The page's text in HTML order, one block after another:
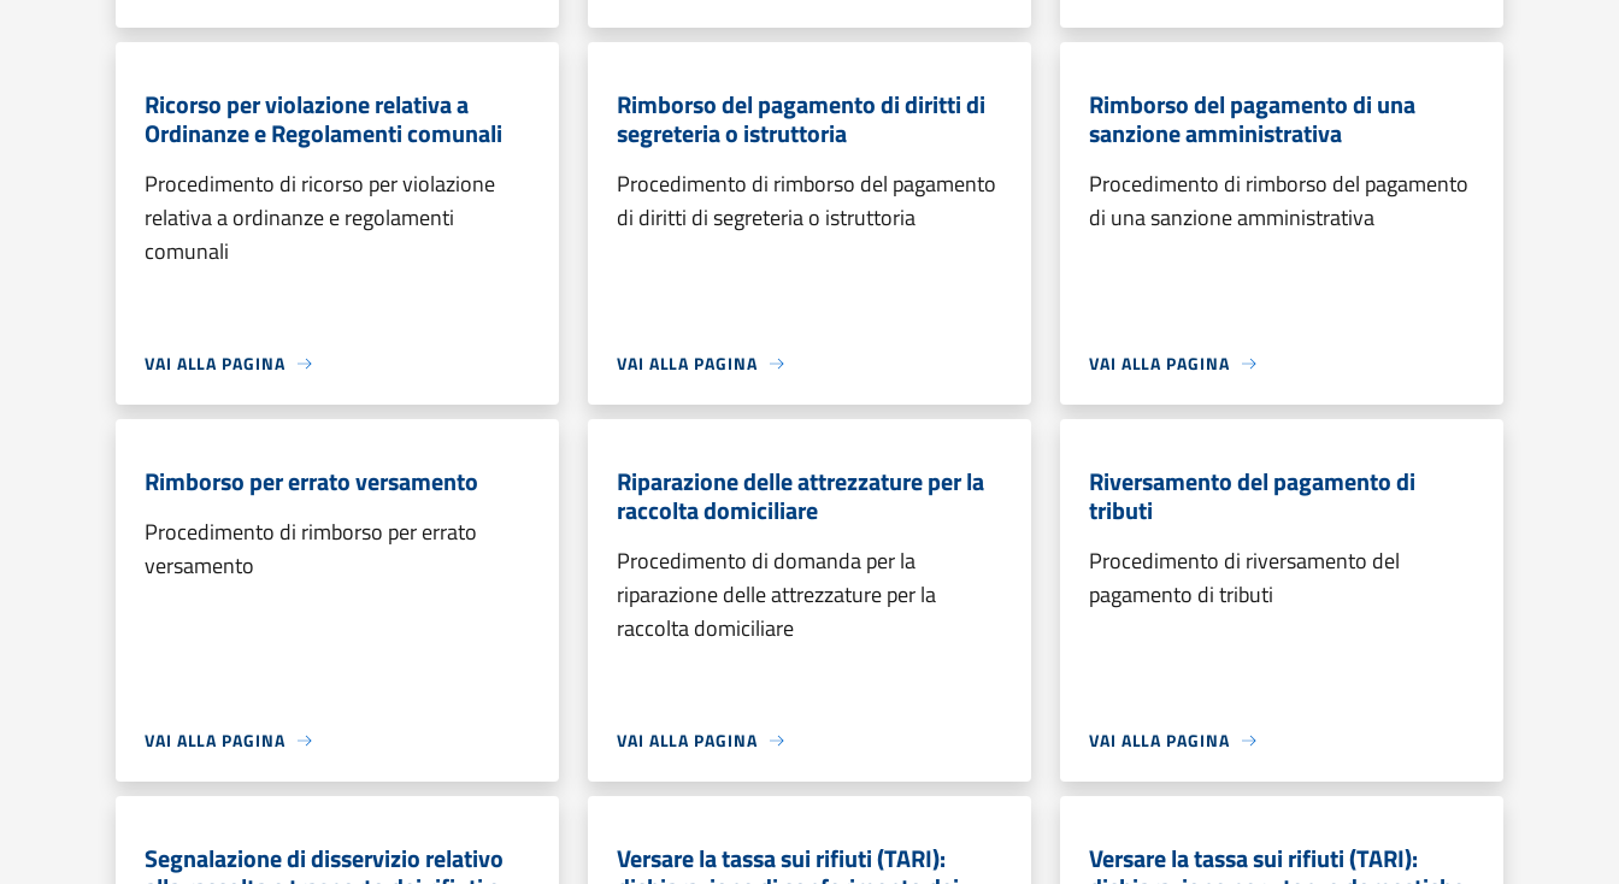
Ricorso per violazione relativa a
Ordinanze e Regolamenti comunali
Procedimento di ricorso per violazione
relativa a ordinanze e regolamenti
comunali
VAI ALLA PAGINA
Rimborso del pagamento di diritti di
segreteria o istruttoria
Procedimento di rimborso del pagamento
di diritti di segreteria o istruttoria
VAI ALLA PAGINA
Rimborso del pagamento di una
sanzione amministrativa
Procedimento di rimborso del pagamento
di una sanzione amministrativa
VAI ALLA PAGINA
Rimborso per errato versamento
Procedimento di rimborso per errato
versamento
VAI ALLA PAGINA
Riparazione delle attrezzature per la
raccolta domiciliare
Procedimento di domanda per la
riparazione delle attrezzature per la
raccolta domiciliare
VAI ALLA PAGINA
Riversamento del pagamento di
tributi
Procedimento di riversamento del
pagamento di tributi
VAI ALLA PAGINA
Segnalazione di disservizio relativo Versare la tassa sui rifiuti (TARI): Versare la tassa sui rifiuti (TARI):